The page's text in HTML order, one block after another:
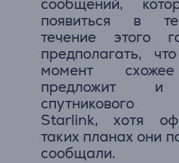
появиться в
течение этого
предполагать,
момент
предложит и
спутникового
Starlink, хотя
таких планах они
сообщали.